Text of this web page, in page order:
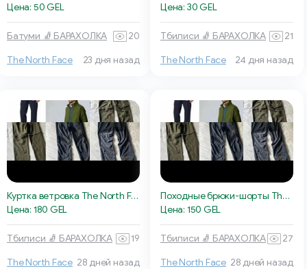
Цена: 50 GEL
Батуми 🧦 БАРАХОЛКА 20
The North Face 23 дня назад
Цена: 30 GEL
Тбилиси 🧦 БАРАХОЛКА 21
The North Face 24 дня назад
Куртка ветровка The North Face Cordura
Цена: 180 GEL
Тбилиси 🧦 БАРАХОЛКА 19
The North Face 28 дней назад
Походные брюки-шорты The North Face
Цена: 150 GEL
Тбилиси 🧦 БАРАХОЛКА 27
The North Face 28 дней назад